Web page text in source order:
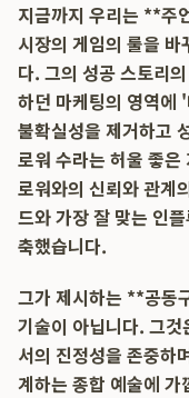
지금까지 우리는 **주
시장의 게임의 룰을 바
다. 그의 성공 스토리
하던 마케팅의 영역에
불확실성을 제거하고
로워 수라는 허울 좋
로워와의 신뢰와 관계
드와 가장 잘 맞는 인
축했습니다.
그가 제시하는 **공동
기술이 아닙니다. 그
서의 진정성을 존중하
계하는 종합 예술에